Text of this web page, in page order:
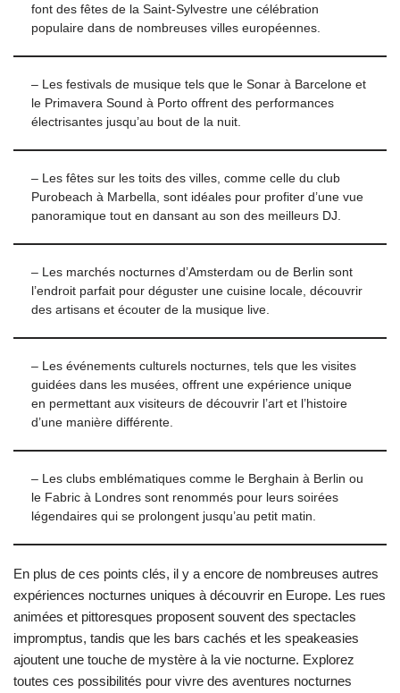
font des fêtes de la Saint-Sylvestre une célébration
populaire dans de nombreuses villes européennes.
– Les festivals de musique tels que le Sonar à Barcelone et
le Primavera Sound à Porto offrent des performances
électrisantes jusqu’au bout de la nuit.
– Les fêtes sur les toits des villes, comme celle du club
Purobeach à Marbella, sont idéales pour profiter d’une vue
panoramique tout en dansant au son des meilleurs DJ.
– Les marchés nocturnes d’Amsterdam ou de Berlin sont
l’endroit parfait pour déguster une cuisine locale, découvrir
des artisans et écouter de la musique live.
– Les événements culturels nocturnes, tels que les visites
guidées dans les musées, offrent une expérience unique
en permettant aux visiteurs de découvrir l’art et l’histoire
d’une manière différente.
– Les clubs emblématiques comme le Berghain à Berlin ou
le Fabric à Londres sont renommés pour leurs soirées
légendaires qui se prolongent jusqu’au petit matin.
En plus de ces points clés, il y a encore de nombreuses autres
expériences nocturnes uniques à découvrir en Europe. Les rues
animées et pittoresques proposent souvent des spectacles
impromptus, tandis que les bars cachés et les speakeasies
ajoutent une touche de mystère à la vie nocturne. Explorez
toutes ces possibilités pour vivre des aventures nocturnes